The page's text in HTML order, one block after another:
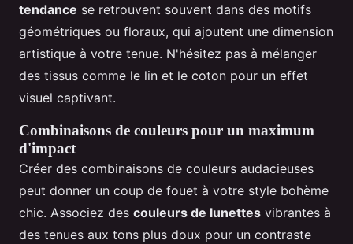
tendance se retrouvent souvent dans des motifs
géométriques ou floraux, qui ajoutent une dimension
artistique à votre tenue. N'hésitez pas à mélanger
des tissus comme le lin et le coton pour un effet
visuel captivant.
Combinaisons de couleurs pour un maximum
d'impact
Créer des combinaisons de couleurs audacieuses
peut donner un coup de fouet à votre style bohème
chic. Associez des couleurs de lunettes vibrantes à
des tenues aux tons plus doux pour un contraste